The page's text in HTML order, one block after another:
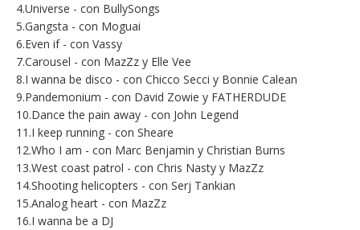
4.Universe - con BullySongs
5.Gangsta - con Moguai
6.Even if - con Vassy
7.Carousel - con MazZz y Elle Vee
8.I wanna be disco - con Chicco Secci y Bonnie Calean
9.Pandemonium - con David Zowie y FATHERDUDE
10.Dance the pain away - con John Legend
11.I keep running - con Sheare
12.Who I am - con Marc Benjamin y Christian Burns
13.West coast patrol - con Chris Nasty y MazZz
14.Shooting helicopters - con Serj Tankian
15.Analog heart - con MazZz
16.I wanna be a DJ